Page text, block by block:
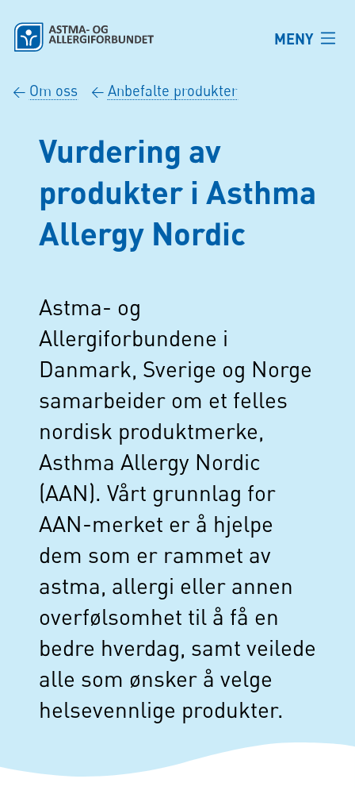
MENY
← Om oss ← Anbefalte produkter
Vurdering av
produkter i Asthma
Allergy Nordic
Astma- og
Allergiforbundene i
Danmark, Sverige og Norge
samarbeider om et felles
nordisk produktmerke,
Asthma Allergy Nordic
(AAN). Vårt grunnlag for
AAN-merket er å hjelpe
dem som er rammet av
astma, allergi eller annen
overfølsomhet til å få en
bedre hverdag, samt veilede
alle som ønsker å velge
helsevennlige produkter.